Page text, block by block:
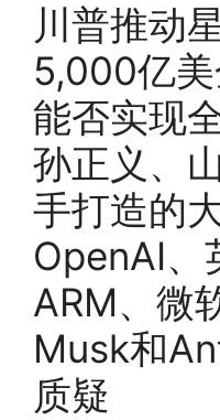
川普推动
5,000亿美
能否实现
孙正义、
手打造的
OpenAI、
ARM、微
Musk和
质疑